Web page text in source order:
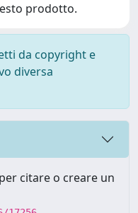
prodotto.
da copyright e
diversa
citare o creare un